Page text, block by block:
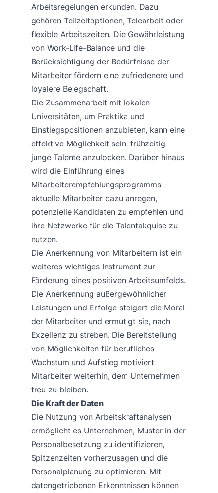
Arbeitsregelungen erkunden. Dazu
gehören Teilzeitoptionen, Telearbeit oder
flexible Arbeitszeiten. Die Gewährleistung
von Work-Life-Balance und die
Berücksichtigung der Bedürfnisse der
Mitarbeiter fördern eine zufriedenere und
loyalere Belegschaft.
Die Zusammenarbeit mit lokalen
Universitäten, um Praktika und
Einstiegspositionen anzubieten, kann eine
effektive Möglichkeit sein, frühzeitig
junge Talente anzulocken. Darüber hinaus
wird die Einführung eines
Mitarbeiterempfehlungsprogramms
aktuelle Mitarbeiter dazu anregen,
potenzielle Kandidaten zu empfehlen und
ihre Netzwerke für die Talentakquise zu
nutzen.
Die Anerkennung von Mitarbeitern ist ein
weiteres wichtiges Instrument zur
Förderung eines positiven Arbeitsumfelds.
Die Anerkennung außergewöhnlicher
Leistungen und Erfolge steigert die Moral
der Mitarbeiter und ermutigt sie, nach
Exzellenz zu streben. Die Bereitstellung
von Möglichkeiten für berufliches
Wachstum und Aufstieg motiviert
Mitarbeiter weiterhin, dem Unternehmen
treu zu bleiben.
Die Kraft der Daten
Die Nutzung von Arbeitskraftanalysen
ermöglicht es Unternehmen, Muster in der
Personalbesetzung zu identifizieren,
Spitzenzeiten vorherzusagen und die
Personalplanung zu optimieren. Mit
datengetriebenen Erkenntnissen können